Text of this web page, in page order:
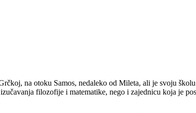
na otoku Samos, nedaleko od Mileta, ali je svoju
filozofije i matematike, nego i zajednicu koja je